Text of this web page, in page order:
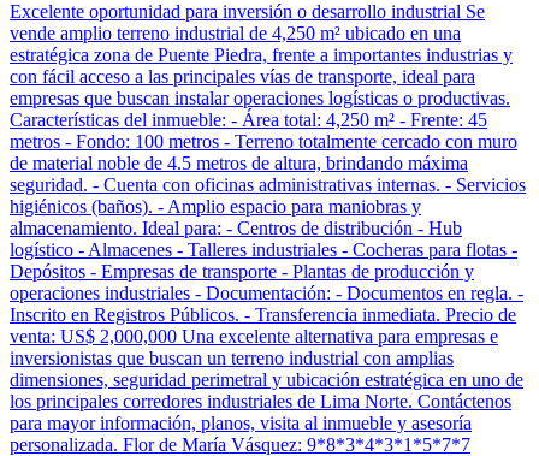
Excelente oportunidad para inversión o desarrollo industrial Se
vende amplio terreno industrial de 4,250 m² ubicado en una
estratégica zona de Puente Piedra, frente a importantes industrias y
con fácil acceso a las principales vías de transporte, ideal para
empresas que buscan instalar operaciones logísticas o productivas.
Características del inmueble: - Área total: 4,250 m² - Frente: 45
metros - Fondo: 100 metros - Terreno totalmente cercado con muro
de material noble de 4.5 metros de altura, brindando máxima
seguridad. - Cuenta con oficinas administrativas internas. - Servicios
higiénicos (baños). - Amplio espacio para maniobras y
almacenamiento. Ideal para: - Centros de distribución - Hub
logístico - Almacenes - Talleres industriales - Cocheras para flotas -
Depósitos - Empresas de transporte - Plantas de producción y
operaciones industriales - Documentación: - Documentos en regla. -
Inscrito en Registros Públicos. - Transferencia inmediata. Precio de
venta: US$ 2,000,000 Una excelente alternativa para empresas e
inversionistas que buscan un terreno industrial con amplias
dimensiones, seguridad perimetral y ubicación estratégica en uno de
los principales corredores industriales de Lima Norte. Contáctenos
para mayor información, planos, visita al inmueble y asesoría
personalizada. Flor de María Vásquez: 9*8*3*4*3*1*5*7*7